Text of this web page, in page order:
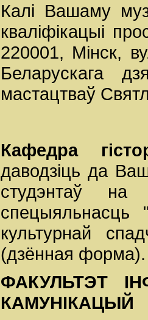
Калі Вашаму
кваліфікацыі
220001, Мінск,
Беларускага
мастацтваў
Кафедра
даводзіць да
студэнтаў
спецыяльнасць
культурнай
(дзённая форма).
ФАКУЛЬТЭТ
КАМУНІКАЦЫЙ